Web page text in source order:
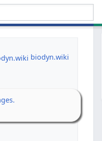
biodyn.wiki